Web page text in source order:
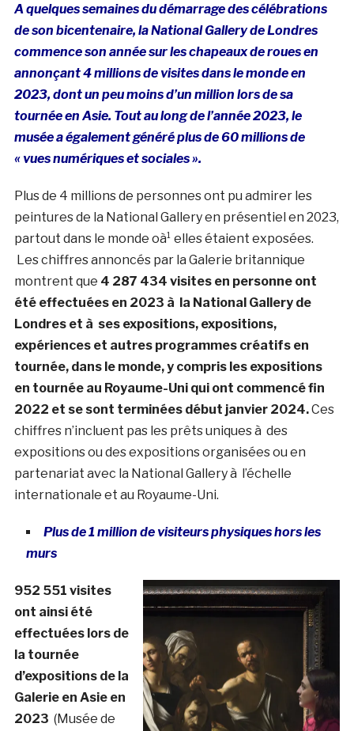
A quelques semaines du démarrage des célébrations
de son bicentenaire, la National Gallery de Londres
commence son année sur les chapeaux de roues en
annonçant 4 millions de visites dans le monde en
2023, dont un peu moins d’un million lors de sa
tournée en Asie. Tout au long de l’année 2023, le
musée a également généré plus de 60 millions de
« vues numériques et sociales ».
Plus de 4 millions de personnes ont pu admirer les
peintures de la National Gallery en présentiel en 2023,
partout dans le monde oà¹ elles étaient exposées.
Les chiffres annoncés par la Galerie britannique
montrent que 4 287 434 visites en personne ont
été effectuées en 2023 à la National Gallery de
Londres et à ses expositions, expositions,
expériences et autres programmes créatifs en
tournée, dans le monde, y compris les expositions
en tournée au Royaume-Uni qui ont commencé fin
2022 et se sont terminées début janvier 2024.Ces
chiffres n’incluent pas les prêts uniques à des
expositions ou des expositions organisées ou en
partenariat avec la National Gallery à l’échelle
internationale et au Royaume-Uni.
Plus de 1 million de visiteurs physiques hors les
murs
952 551 visites
ont ainsi été
effectuées lors de
la tournée
d’expositions de la
Galerie en Asie en
2023 (Musée de